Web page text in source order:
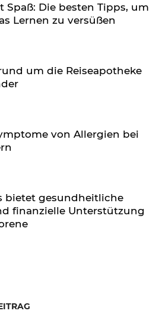
Spaß: Die besten Tipps, um
Lernen zu versüßen
um die Reiseapotheke
von Allergien bei
bietet gesundheitliche
finanzielle Unterstützung